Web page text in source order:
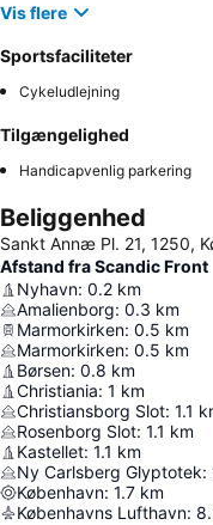
Vis flere
Sportsfaciliteter
Cykeludlejning
Tilgængelighed
Handicapvenlig parkering
Beliggenhed
Sankt Annæ Pl. 21, 1250,
Afstand fra Scandic Front
Nyhavn: 0.2 km
Amalienborg: 0.3 km
Marmorkirken: 0.5 km
Marmorkirken: 0.5 km
Børsen: 0.8 km
Christiania: 1 km
Christiansborg Slot: 1.1
Rosenborg Slot: 1.1 km
Kastellet: 1.1 km
Ny Carlsberg Glyptotek:
København: 1.7 km
Københavns Lufthavn: